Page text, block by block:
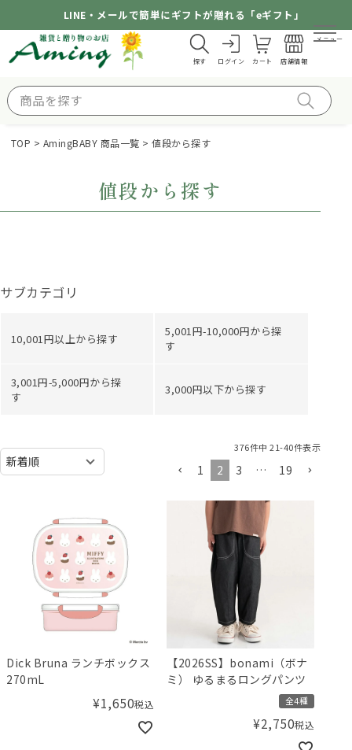
LINE・メールで簡単にギフトが贈れる「eギフト」
探す ログイン カート 店舗情報
メニュー
TOP AmingBABY 商品一覧 値段から探す
値段から探す
サブカテゴリ
10,001円以上から探す
5,001円-10,000円から探
す
3,001円-5,000円から探
す
3,000円以下から探す
376件中 21-40件表示
1 2 3 … 19
Dick Bruna ランチボックス
270mL
¥1,650税込
【2026SS】bonami（ボナ
ミ） ゆるまるロングパンツ
全4種
¥2,750税込